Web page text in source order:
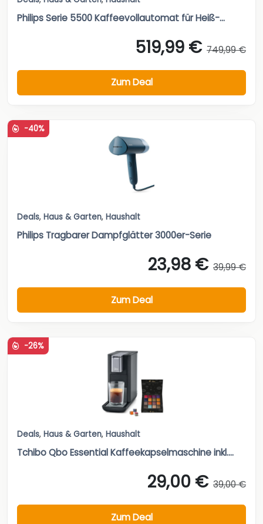
Philips Serie 5500 Kaffeevollautomat für Heiß-...
519,99 € 749,99 €
Zum Deal
-40%
Deals, Haus & Garten, Haushalt
Philips Tragbarer Dampfglätter 3000er-Serie
23,98 € 39,99 €
Zum Deal
-26%
Deals, Haus & Garten, Haushalt
Tchibo Qbo Essential Kaffeekapselmaschine inkl....
29,00 € 39,00 €
Zum Deal